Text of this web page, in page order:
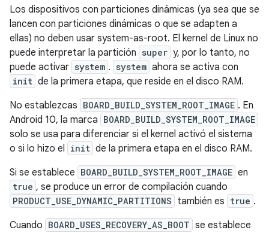
Los dispositivos con particiones dinámicas (ya sea que se
lancen con particiones dinámicas o que se adapten a
ellas) no deben usar system-as-root. El kernel de Linux no
puede interpretar la partición super y, por lo tanto, no
puede activar system . system ahora se activa con
init de la primera etapa, que reside en el disco RAM.
No establezcas BOARD_BUILD_SYSTEM_ROOT_IMAGE . En
Android 10, la marca BOARD_BUILD_SYSTEM_ROOT_IMAGE
solo se usa para diferenciar si el kernel activó el sistema
o si lo hizo el init de la primera etapa en el disco RAM.
Si se establece BOARD_BUILD_SYSTEM_ROOT_IMAGE en
true , se produce un error de compilación cuando
PRODUCT_USE_DYNAMIC_PARTITIONS también es true .
Cuando BOARD_USES_RECOVERY_AS_BOOT se establece